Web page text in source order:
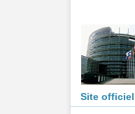
Site officiel